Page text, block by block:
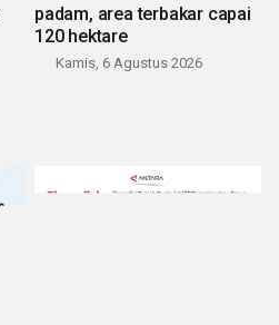
padam, area terbakar capai
120 hektare
Kamis, 6 Agustus 2026